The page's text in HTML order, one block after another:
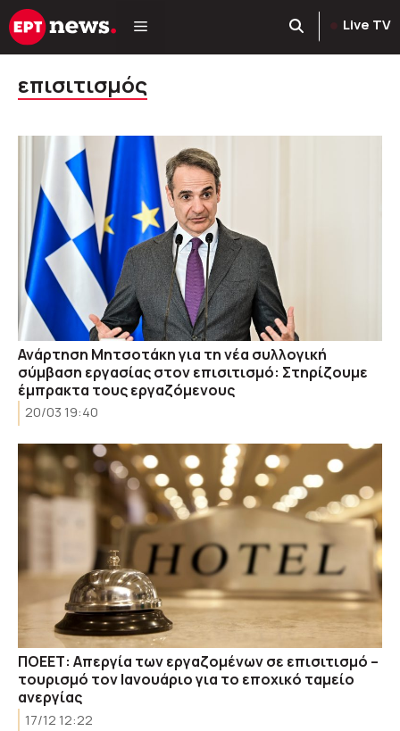
Μετάβαση
σε
Live TV
επισιτισμός
Ανάρτηση Μητσοτάκη για τη νέα συλλογική
σύμβαση εργασίας στον επισιτισμό: Στηρίζουμε
έμπρακτα τους εργαζόμενους
20/03 19:40
ΠΟΕΕΤ: Απεργία των εργαζομένων σε επισιτισμό –
τουρισμό τον Ιανουάριο για το εποχικό ταμείο
ανεργίας
17/12 12:22